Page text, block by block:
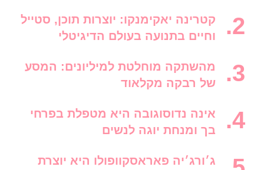
קטרינה יאקימנקו: יוצרות תוכן, סטייל
וחיים בתנועה בעולם הדיגיטלי
מהשתקה מוחלטת למיליונים: המסע
של רבקה מקלאוד
אינה נדוסוגובה היא מטפלת בפרחי
בך ומנחת יוגה לנשים
ג׳ורג׳יה פאראסקוופולו היא יוצרת